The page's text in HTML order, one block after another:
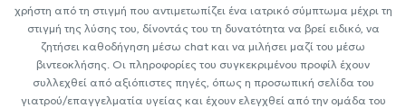
χρήστη από τη στιγμή που αντιμετωπίζει ένα ιατρικό σύμπτωμα μέχρι τη
στιγμή της λύσης του, δίνοντάς του τη δυνατότητα να βρεί ειδικό, να
ζητήσει καθοδήγηση μέσω chat και να μιλήσει μαζί του μέσω
βιντεοκλήσης. Οι πληροφορίες του συγκεκριμένου προφίλ έχουν
συλλεχθεί από αξιόπιστες πηγές, όπως η προσωπική σελίδα του
γιατρού/επαγγελματία υγείας και έχουν ελεγχθεί από την ομάδα του